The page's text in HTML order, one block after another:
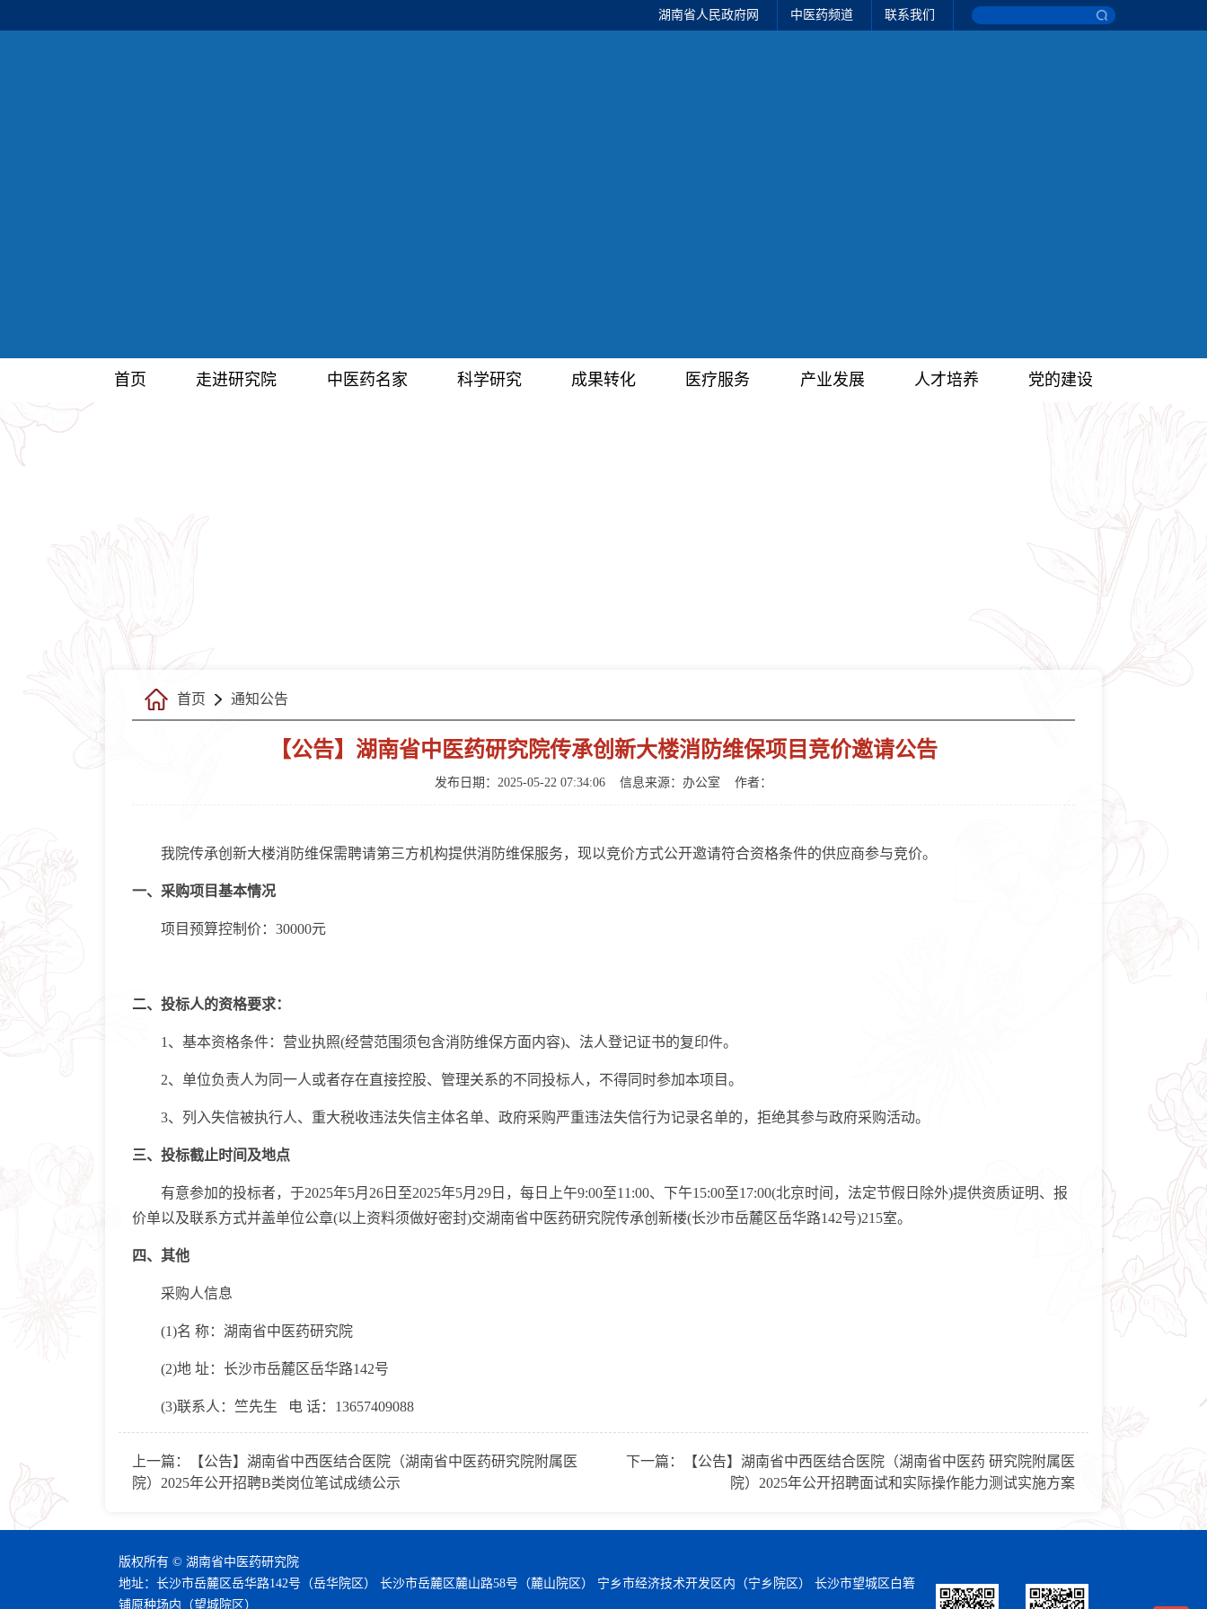
湖南省人民政府网 中医药频道 联系我们
首页 走进研究院 中医药名家 科学研究 成果转化 医疗服务 产业发展 人才培养 党的建设
首页 通知公告
【公告】湖南省中医药研究院传承创新大楼消防维保项目竞价邀请公告
发布日期：2025-05-22 07:34:06 信息来源： 办公室 作者：
我院传承创新大楼消防维保需聘请第三方机构提供消防维保服务，现以竞价方式公开邀请符合资格条件的供应商参与竞价。
一、采购项目基本情况
项目预算控制价：30000元
二、投标人的资格要求：
1、基本资格条件：营业执照(经营范围须包含消防维保方面内容)、法人登记证书的复印件。
2、单位负责人为同一人或者存在直接控股、管理关系的不同投标人，不得同时参加本项目。
3、列入失信被执行人、重大税收违法失信主体名单、政府采购严重违法失信行为记录名单的，拒绝其参与政府采购活动。
三、投标截止时间及地点
有意参加的投标者，于2025年5月26日至2025年5月29日，每日上午9:00至11:00、下午15:00至17:00(北京时间，法定节假日除外)提供资质证明、报
价单以及联系方式并盖单位公章(以上资料须做好密封)交湖南省中医药研究院传承创新楼(长沙市岳麓区岳华路142号)215室。
四、其他
采购人信息
(1)名 称：湖南省中医药研究院
(2)地 址：长沙市岳麓区岳华路142号
(3)联系人：竺先生 电 话：13657409088
上一篇：
【公告】湖南省中西医结合医院（湖南省中医药研究院附属医
院）2025年公开招聘B类岗位笔试成绩公示
下一篇：
【公告】湖南省中西医结合医院（湖南省中医药 研究院附属医
院）2025年公开招聘面试和实际操作能力测试实施方案
版权所有 © 湖南省中医药研究院
地址：长沙市岳麓区岳华路142号（岳华院区） 长沙市岳麓区麓山路58号（麓山院区） 宁乡市经济技术开发区内（宁乡院区） 长沙市望城区白箬
铺原种场内（望城院区）